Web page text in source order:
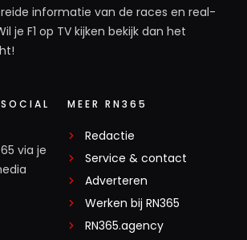
informatie van de races en real-
je F1 op TV kijken bekijk dan het
via je
MEER RN365
Redactie
Service & contact
Adverteren
Werken bij RN365
RN365.agency